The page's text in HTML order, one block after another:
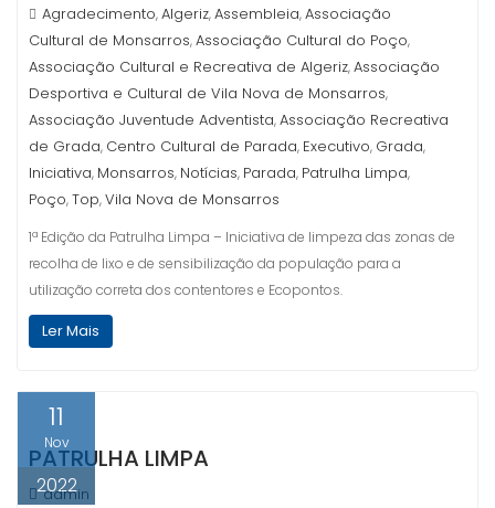
Agradecimento,Algeriz,Assembleia,Associação
Cultural de Monsarros,Associação Cultural do Poço,
Associação Cultural e Recreativa de Algeriz,Associação
Desportiva e Cultural de Vila Nova de Monsarros,
Associação Juventude Adventista,Associação Recreativa
de Grada, Centro Cultural de Parada, Executivo, Grada,
Iniciativa, Monsarros, Notícias, Parada, Patrulha Limpa,
Poço,Top,Vila Nova de Monsarros
1ª Edição da Patrulha Limpa – Iniciativa de limpeza das zonas de
recolha de lixo e de sensibilização da população para a
utilização correta dos contentores e Ecopontos.
Ler Mais
11
Nov
2022
PATRULHA LIMPA
admin